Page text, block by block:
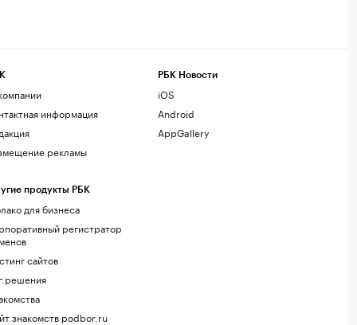
информация
рекламы
продукты РБК
для бизнеса
регистратор
сайтов
знакомств podbor.ru
РБК Новости
iOS
Android
AppGallery